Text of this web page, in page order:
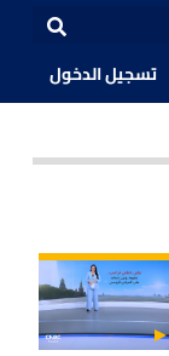
تسجيل الدخول